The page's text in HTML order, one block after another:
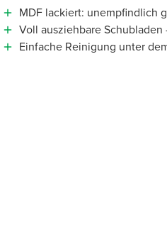
MDF lackiert: unempfindlich
Voll ausziehbare
Einfache Reinigung unter